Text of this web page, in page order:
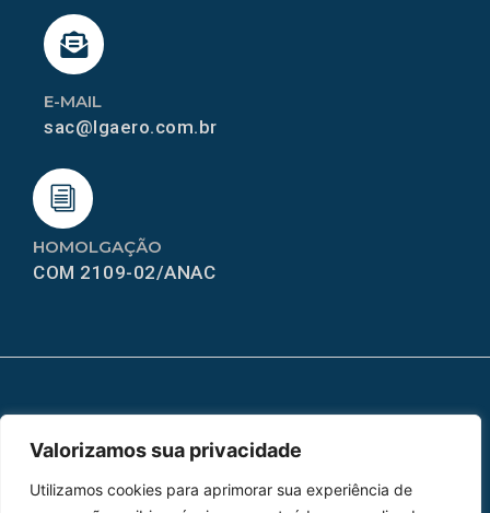
Valorizamos sua privacidade
Utilizamos cookies para aprimorar sua experiência de
HOMOLGAÇÃO
COM 2109-02/ANAC
E-MAIL
sac@lgaero.com.br
Home